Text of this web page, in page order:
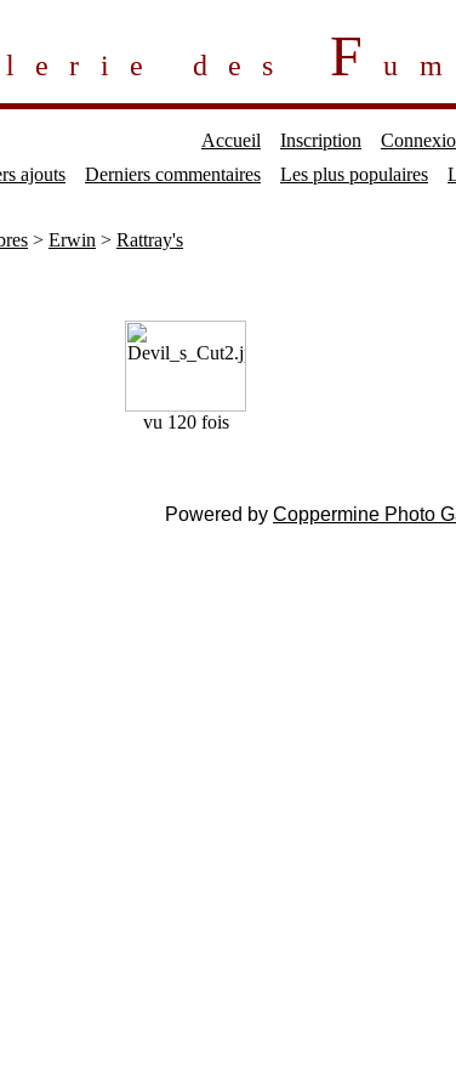
des F
Accueil Inscription
ajouts Derniers commentaires Les plus populaires
> Erwin > Rattray's
vu 120 fois
Powered by Coppermine Photo